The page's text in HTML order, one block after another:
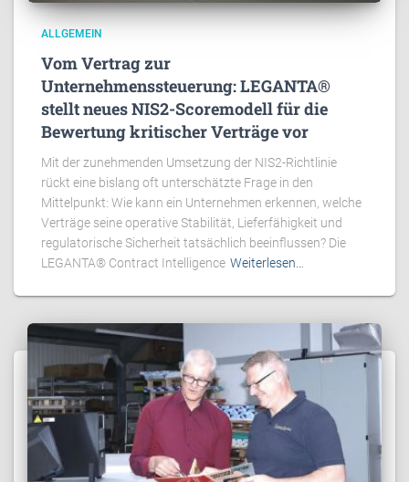
ALLGEMEIN
Vom Vertrag zur
Unternehmenssteuerung: LEGANTA®
stellt neues NIS2-Scoremodell für die
Bewertung kritischer Verträge vor
Mit der zunehmenden Umsetzung der NIS2-Richtlinie
rückt eine bislang oft unterschätzte Frage in den
Mittelpunkt: Wie kann ein Unternehmen erkennen, welche
Verträge seine operative Stabilität, Lieferfähigkeit und
regulatorische Sicherheit tatsächlich beeinflussen? Die
LEGANTA® Contract Intelligence Weiterlesen…